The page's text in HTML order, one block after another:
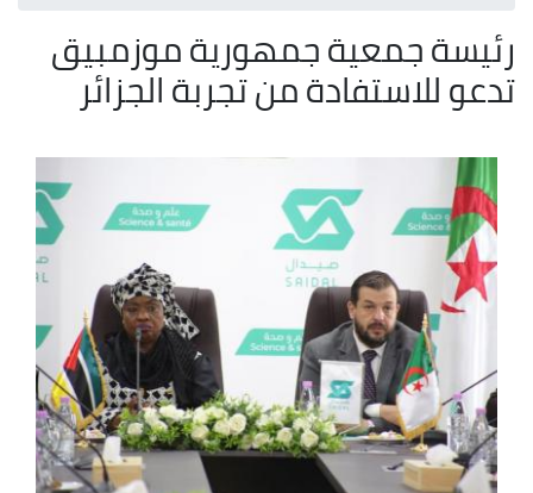
رئيسة جمعية جمهورية موزمبيق
تدعو للاستفادة من تجربة الجزائر